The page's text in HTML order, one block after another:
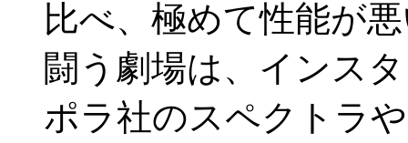
比べ、極めて性能が
闘う劇場は、インス
ポラ社のスペクトラ